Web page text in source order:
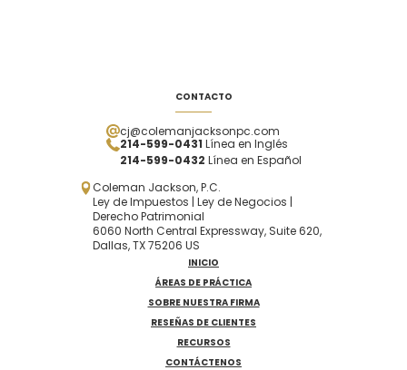
CONTACTO
cj@colemanjacksonpc.com
214-599-0431 Línea en Inglés
214-599-0432 Línea en Español
Coleman Jackson, P.C.
Ley de Impuestos | Ley de Negocios |
Derecho Patrimonial
6060 North Central Expressway, Suite 620,
Dallas, TX 75206 US
INICIO
ÁREAS DE PRÁCTICA
SOBRE NUESTRA FIRMA
RESEÑAS DE CLIENTES
RECURSOS
CONTÁCTENOS